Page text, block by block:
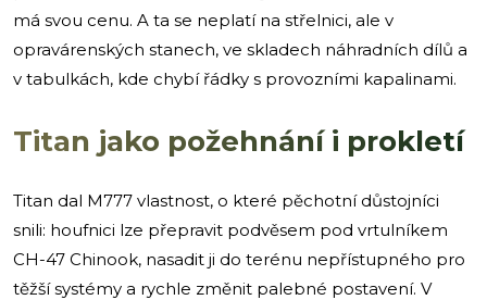
má svou cenu. A ta se neplatí na střelnici, ale v
opravárenských stanech, ve skladech náhradních dílů a
v tabulkách, kde chybí řádky s provozními kapalinami.
Titan jako požehnání i prokletí
Titan dal M777 vlastnost, o které pěchotní důstojníci
snili: houfnici lze přepravit podvěsem pod vrtulníkem
CH-47 Chinook, nasadit ji do terénu nepřístupného pro
těžší systémy a rychle změnit palebné postavení. V